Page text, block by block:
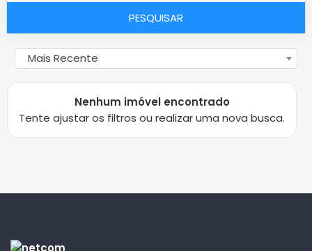
PESQUISAR
Mais Recente
Nenhum imóvel encontrado
Tente ajustar os filtros ou realizar uma nova busca.